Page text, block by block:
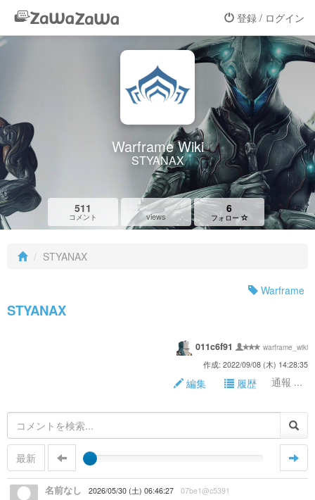
登録 / ログイン
Warframe Wiki
STYANAX
511
コメント views
6
フォロー
STYANAX
Warframe
STYANAX
011c6f91
warframe_wiki
作成: 2022/09/08 (木) 14:28:35
編集 履歴 通報 ...
最新
名前なし 2026/05/30 (土) 06:46:27 07be1@c5391